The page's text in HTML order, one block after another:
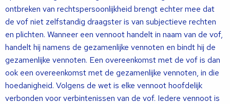
ontbreken van rechtspersoonlijkheid brengt echter mee dat
de vof niet zelfstandig draagster is van subjectieve rechten
en plichten. Wanneer een vennoot handelt in naam van de vof,
handelt hij namens de gezamenlijke vennoten en bindt hij de
gezamenlijke vennoten. Een overeenkomst met de vof is dan
ook een overeenkomst met de gezamenlijke vennoten, in die
hoedanigheid. Volgens de wet is elke vennoot hoofdelijk
verbonden voor verbintenissen van de vof. Iedere vennoot is